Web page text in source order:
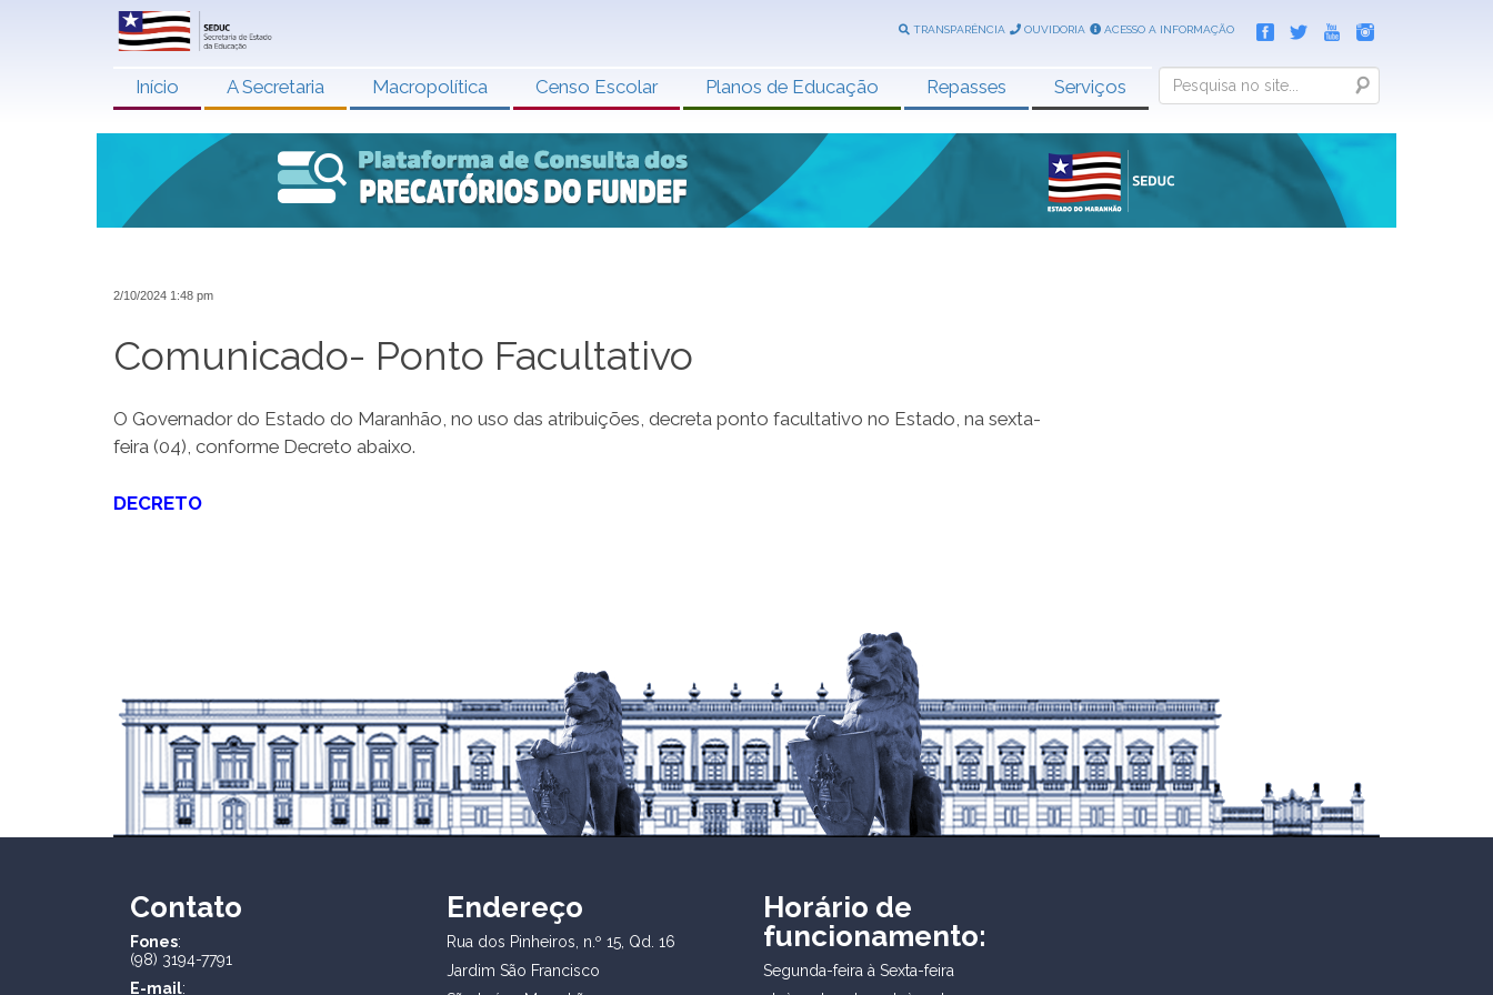
TRANSPARÊNCIA OUVIDORIA ACESSO A INFORMAÇÃO
Início A Secretaria Macropolítica Censo Escolar Planos de Educação Repasses Serviços Search
2/10/2024 1:48 pm
Comunicado- Ponto Facultativo
O Governador do Estado do Maranhão, no uso das atribuições, decreta ponto facultativo no Estado, na sexta-
feira (04), conforme Decreto abaixo.
DECRETO
Contato
Fones:
(98) 3194-7791
E-mail:
Endereço
Rua dos Pinheiros, n.º 15, Qd. 16
Jardim São Francisco
Horário de
funcionamento:
Segunda-feira à Sexta-feira